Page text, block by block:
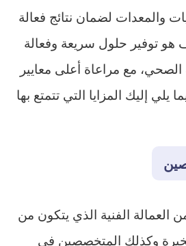
والمعدات لضمان نتائج فعالة
هو توفير حلول سريعة وفعالة
مع مراعاة أعلى معايير
يلي إليك المزايا التي تتمتع بها
الفنية الذي يتكون من
وكذلك المتخصصين في